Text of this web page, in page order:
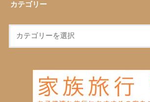
カテゴリー